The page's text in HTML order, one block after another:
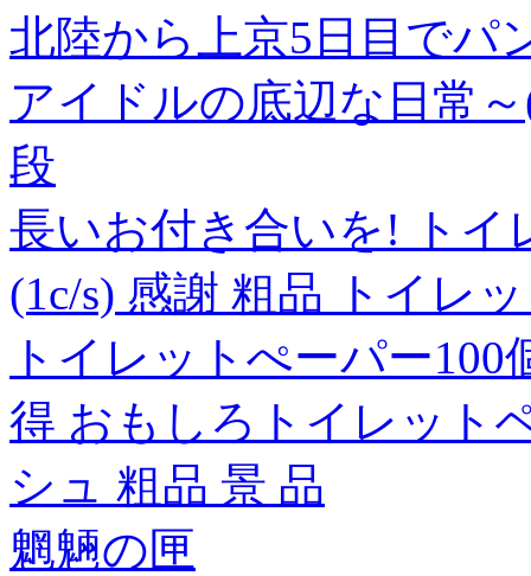
北陸から上京5日目でパ
アイドルの底辺な日常
段
長いお付き合いを! トイ
(1c/s) 感謝 粗品 トイレ
トイレットぺーパー
得 おもしろトイレット
シュ 粗品 景 品
魍魎の匣